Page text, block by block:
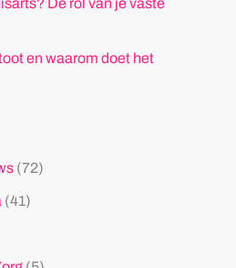
De rol van je vaste
en waarom doet het
(72)
(41)